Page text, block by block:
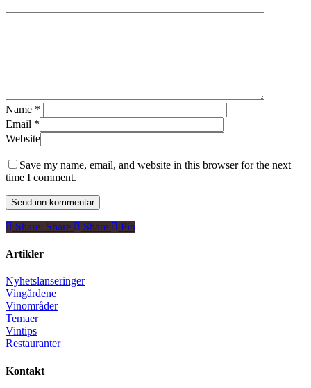
Name *
Email *
Website
Save my name, email, and website in this browser for the next
time I comment.
Share
Share Share Share Pin
Artikler
Nyhetslanseringer
Vingårdene
Vinområder
Temaer
Vintips
Restauranter
Kontakt